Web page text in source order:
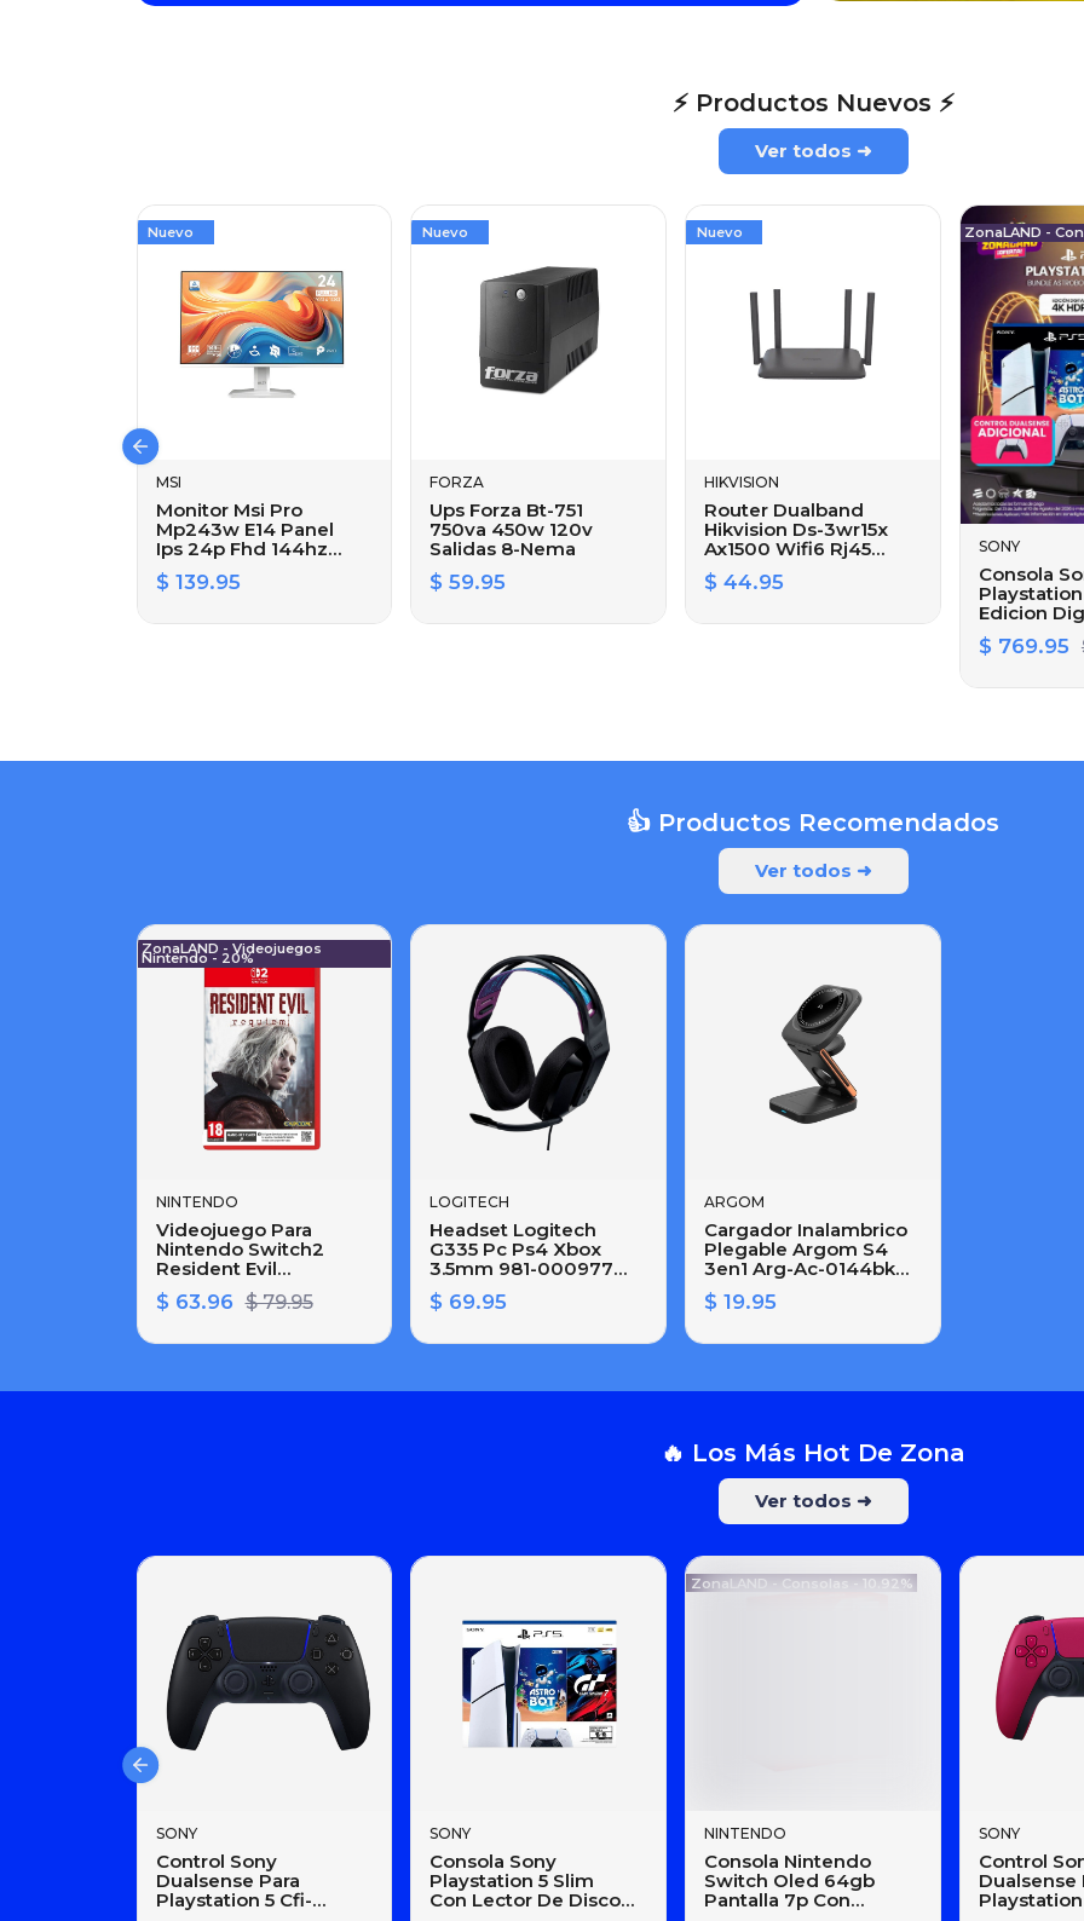
⚡ Productos Nuevos ⚡
Ver todos ➜
Nuevo
MSI
Monitor Msi Pro
Mp243w E14 Panel
Ips 24p Fhd 144hz
1ms Mprt Dp Hdmi
Blanco
$ 139.95
Nuevo
FORZA
Ups Forza Bt-751
750va 450w 120v
Salidas 8-Nema
$ 59.95
Nuevo
HIKVISION
Router Dualband
Hikvision Ds-3wr15x
Ax1500 Wifi6 Rj45
Gigabite
$ 44.95
ZonaLAND -
SONY
Consola
Edicion
Astro Bot Y
Turismo 7
Sense
$ 769.95
👍 Productos Recomendados
Ver todos ➜
ZonaLAND - Videojuegos
Nintendo - 20%
NINTENDO
Videojuego Para
Nintendo Switch2
Resident Evil
Requiem(tarjeta
Llave De Juego)
$ 63.96 $ 79.95
LOGITECH
Headset Logitech
G335 Pc Ps4 Xbox
3.5mm 981-000977
Black
$ 69.95
ARGOM
Cargador Inalambrico
Plegable Argom S4
3en1 Arg-Ac-0144bk
Hasta 15w
$ 19.95
🔥 Los Más Hot De Zona
Ver todos ➜
SONY
Control Sony
Dualsense Para
Playstation 5 Cfi-
SONY
Consola Sony
Playstation 5 Slim
Con Lector De Disco
ZonaLAND - Consolas - 10.92%
NINTENDO
Consola Nintendo
Switch Oled 64gb
Pantalla 7p Con
SONY
Control
Dualsense